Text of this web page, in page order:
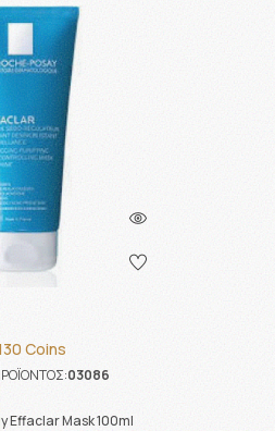
Coins
03086
Effaclar Mask 100ml